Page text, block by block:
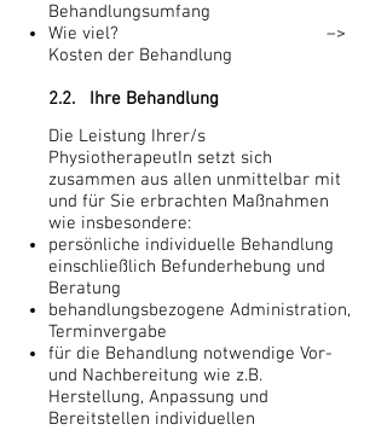
Behandlungsumfang
Wie viel? –>
Kosten der Behandlung
2.2. Ihre Behandlung
Die Leistung Ihrer/s
PhysiotherapeutIn setzt sich
zusammen aus allen unmittelbar mit
und für Sie erbrachten Maßnahmen
wie insbesondere:
persönliche individuelle Behandlung
einschließlich Befunderhebung und
Beratung
behandlungsbezogene Administration,
Terminvergabe
für die Behandlung notwendige Vor-
und Nachbereitung wie z.B.
Herstellung, Anpassung und
Bereitstellen individuellen